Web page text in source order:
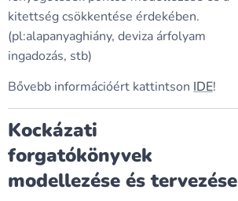
kitettség csökkentése érdekében.
(pl:alapanyaghiány, deviza árfolyam
ingadozás, stb)
Bővebb információért kattintson IDE!
Kockázati
forgatókönyvek
modellezése és tervezése